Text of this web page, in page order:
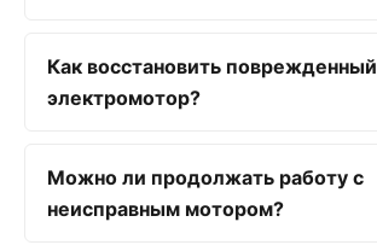
Как восстановить поврежденный
электромотор?
Можно ли продолжать работу с
неисправным мотором?